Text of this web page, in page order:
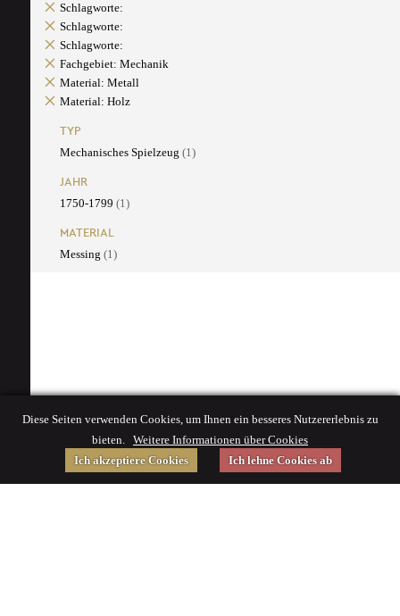
Schlagworte:
Schlagworte:
Schlagworte:
Fachgebiet: Mechanik
Material: Metall
Material: Holz
TYP
Mechanisches Spielzeug (1)
JAHR
1750-1799 (1)
MATERIAL
Messing (1)
Diese Seiten verwenden Cookies, um Ihnen ein besseres Nutzererlebnis zu
bieten. Weitere Informationen über Cookies
Ich akzeptiere Cookies
Ich lehne Cookies ab